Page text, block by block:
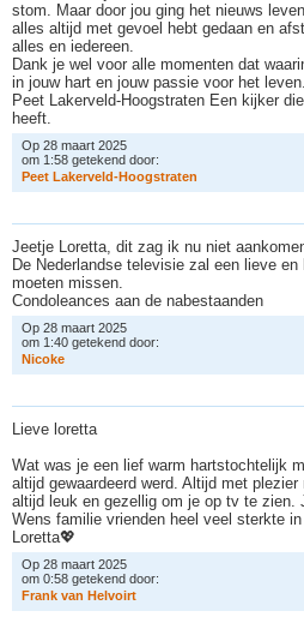
stom. Maar door jou ging het nieuws
alles altijd met gevoel hebt gedaan en
alles en iedereen.
Dank je wel voor alle momenten dat
in jouw hart en jouw passie voor het leven.
Peet Lakerveld-Hoogstraten Een kijker
heeft.
Op 28 maart 2025
om 1:58 getekend door:
Peet Lakerveld-Hoogstraten
Jeetje Loretta, dit zag ik nu niet
De Nederlandse televisie zal een lieve
moeten missen.
Condoleances aan de nabestaanden
Op 28 maart 2025
om 1:40 getekend door:
Nicoke
Lieve loretta
Wat was je een lief warm hartstochtelijk
altijd gewaardeerd werd. Altijd met
altijd leuk en gezellig om je op tv te zien.
Wens familie vrienden heel veel sterkte
Loretta💖
Op 28 maart 2025
om 0:58 getekend door:
Frank van Helvoirt